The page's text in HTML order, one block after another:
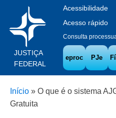
JUSTIÇA
FEDERAL
Acessibilidade
Acesso rápido
Consulta
eproc PJe
Início » O que é o sistema
Gratuita